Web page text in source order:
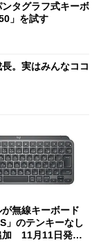
タグラフ式キーボ
」を試す
。実はみんなココ
無線キーボード
」のテンキーなし
加 11月11日発売